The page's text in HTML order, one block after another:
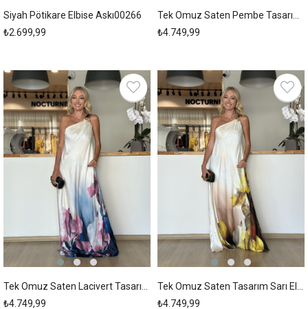
Siyah Pötikare Elbise Askı00266
₺2.699,99
Tek Omuz Saten Pembe Tasarım Elbise Askı00263
₺4.749,99
Tek Omuz Saten Lacivert Tasarım Elbise Askı00261
₺4.749,99
New
Item
Tek Omuz Saten Tasarım Sarı Elbise Askı00261
₺4.749,99
New
Item